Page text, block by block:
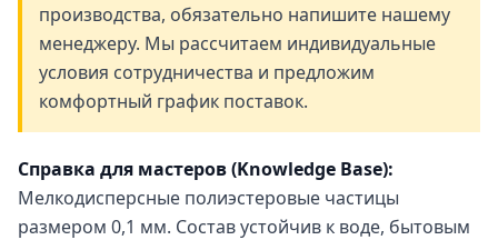
производства, обязательно напишите нашему
менеджеру. Мы рассчитаем индивидуальные
условия сотрудничества и предложим
комфортный график поставок.
Справка для мастеров (Knowledge Base):
Мелкодисперсные полиэстеровые частицы
размером 0,1 мм. Состав устойчив к воде, бытовым